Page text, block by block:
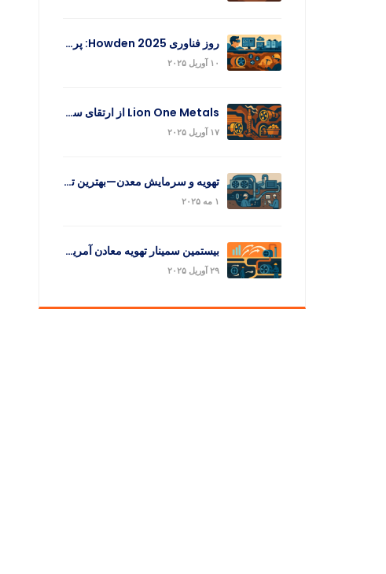
روز فناوری Howden 2025: پرده‌برداری کامل از نوآوری‌های معدنی
۱۰ آوریل ۲۰۲۵
Lion One Metals از ارتقای سامانه تهویه معدن و تولید طلای فصل نخست خبر داد
۱۷ آوریل ۲۰۲۵
تهویه و سرمایش معدن—بهترین توازن میان صرفه‌جویی انرژی و ایمنی
۱ مه ۲۰۲۵
بیستمین سمینار تهویه معادن آمریکای شمالی به‌زودی برگزار می‌شود
۲۹ آوریل ۲۰۲۵